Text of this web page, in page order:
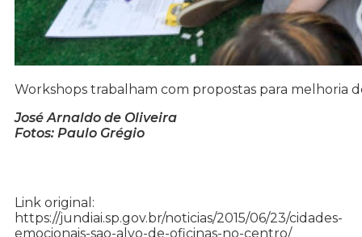
Workshops trabalham com propostas para melhoria
José Arnaldo de Oliveira
Fotos: Paulo Grégio
Link original:
https://jundiai.sp.gov.br/noticias/2015/06/23/cidades-
emocionais-sao-alvo-de-oficinas-no-centro/